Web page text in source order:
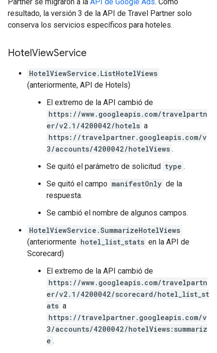
resultado, la versión 3 de la API de Travel Partner solo
conserva los servicios específicos para hoteles.
HotelViewService
HotelViewService.ListHotelViews
(anteriormente, API de Hotels)
El extremo de la API cambió de
https://www.googleapis.com/travelpartn
er/v2.1/4200042/hotels a
https://travelpartner.googleapis.com/v
3/accounts/4200042/hotelViews .
Se quitó el parámetro de solicitud type .
Se quitó el campo manifestOnly de la
respuesta.
Se cambió el nombre de algunos campos.
HotelViewService.SummarizeHotelViews
(anteriormente hotel_list_stats en la API de
Scorecard)
El extremo de la API cambió de
https://www.googleapis.com/travelpartn
er/v2.1/4200042/scorecard/hotel_list_st
ats a
https://travelpartner.googleapis.com/v
3/accounts/4200042/hotelViews:summariz
e .